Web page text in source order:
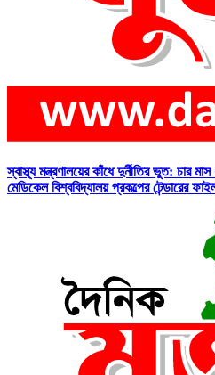
স্বাস্থ্য মন্ত্রণালয়ের কাঁধে দুর্নীতির ভুত: চার
মেডিকেল বিশ্ববিদ্যালয় প্রকল্পের টেন্ডারের